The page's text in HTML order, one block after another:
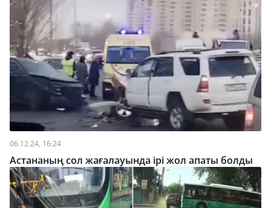
06.12.24, 16:24
Астананың сол жағалауында ірі жол апаты болды